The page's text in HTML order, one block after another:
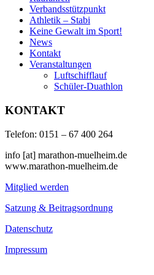
Verbandsstützpunkt
Athletik – Stabi
Keine Gewalt im Sport!
News
Kontakt
Veranstaltungen
Luftschifflauf
Schüler-Duathlon
KONTAKT
Telefon: 0151 – 67 400 264
info [at] marathon-muelheim.de
www.marathon-muelheim.de
Mitglied werden
Satzung & Beitragsordnung
Datenschutz
Impressum